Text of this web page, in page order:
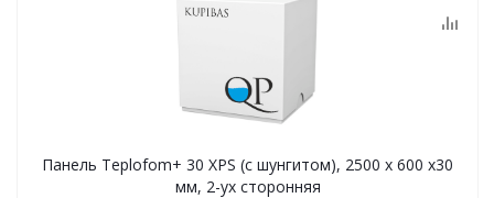
Панель Teplofom+ 30 XPS (с шунгитом), 2500 х 600 х30
мм, 2-ух сторонняя